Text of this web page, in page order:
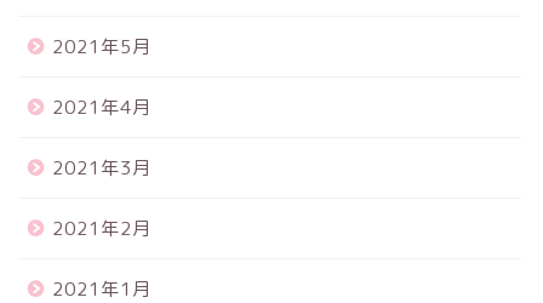
2021年5月
2021年4月
2021年3月
2021年2月
2021年1月